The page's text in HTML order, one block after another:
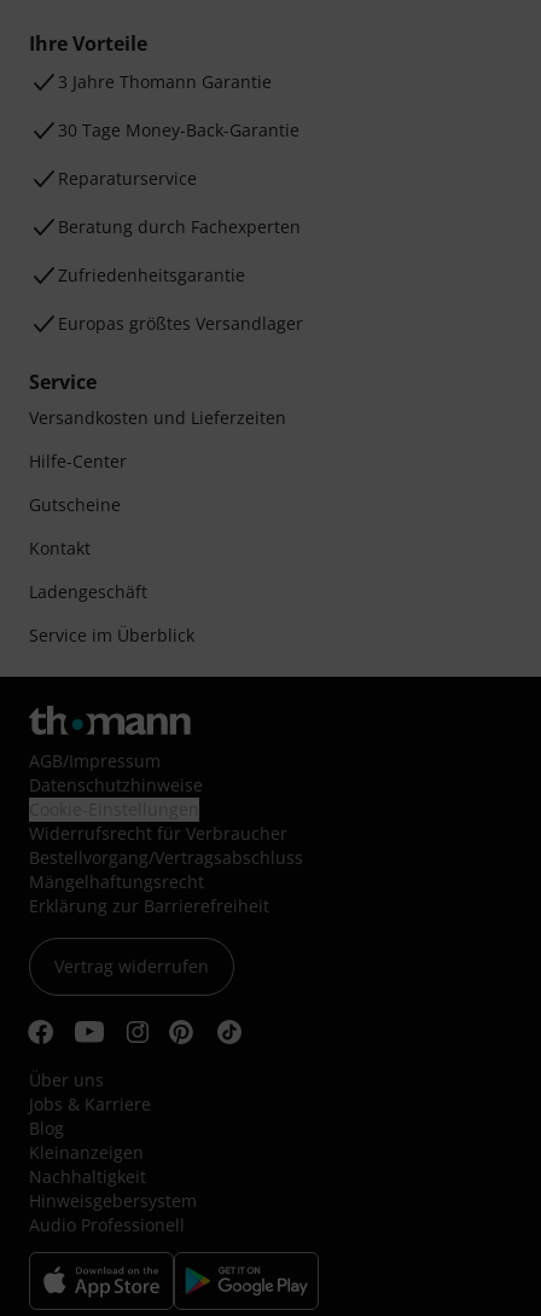
Ihre Vorteile
3 Jahre Thomann Garantie
30 Tage Money-Back-Garantie
Reparaturservice
Beratung durch Fachexperten
Zufriedenheitsgarantie
Europas größtes Versandlager
Service
Versandkosten und Lieferzeiten
Hilfe-Center
Gutscheine
Kontakt
Ladengeschäft
Service im Überblick
AGB/Impressum
Datenschutzhinweise
Widerrufsrecht für Verbraucher
Bestellvorgang/Vertragsabschluss
Mängelhaftungsrecht
Erklärung zur Barrierefreiheit
Vertrag widerrufen
Über uns
Jobs & Karriere
Blog
Kleinanzeigen
Nachhaltigkeit
Hinweisgebersystem
Audio Professionell